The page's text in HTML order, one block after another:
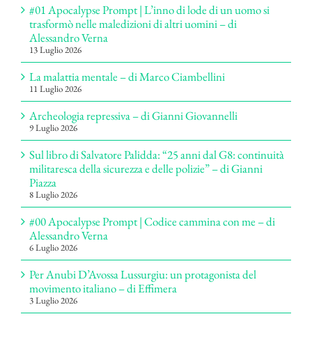
#01 Apocalypse Prompt | L’inno di lode di un uomo si
trasformò nelle maledizioni di altri uomini – di
Alessandro Verna
13 Luglio 2026
La malattia mentale – di Marco Ciambellini
11 Luglio 2026
Archeologia repressiva – di Gianni Giovannelli
9 Luglio 2026
Sul libro di Salvatore Palidda: “25 anni dal G8: continuità
militaresca della sicurezza e delle polizie” – di Gianni
Piazza
8 Luglio 2026
#00 Apocalypse Prompt | Codice cammina con me – di
Alessandro Verna
6 Luglio 2026
Per Anubi D’Avossa Lussurgiu: un protagonista del
movimento italiano – di Effimera
3 Luglio 2026